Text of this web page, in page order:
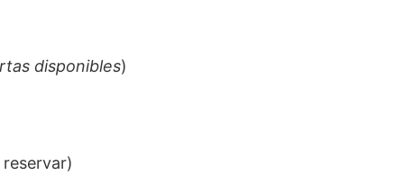
disponibles)